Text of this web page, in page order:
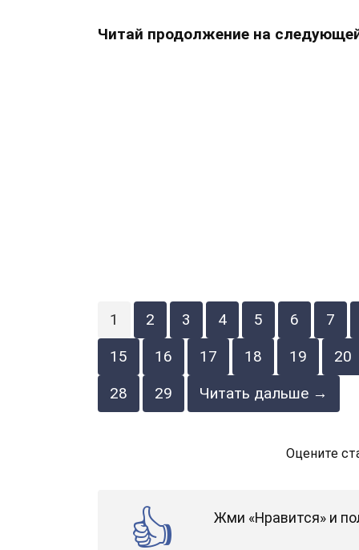
Читай продолжение на
1 2 3 4 5 6 7
15
16 17 18 19 20
28
29 Читать дальше →
Оцените
Жми «Нравится» и